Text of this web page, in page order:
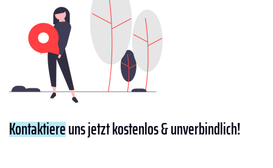
Kontaktiereuns jetzt kostenlos & unverbindlich!